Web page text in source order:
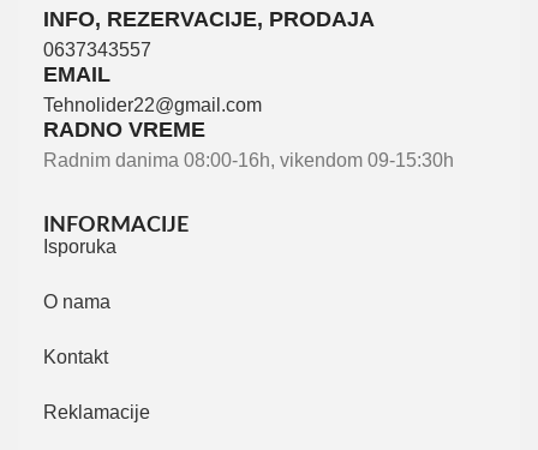
INFO, REZERVACIJE, PRODAJA
0637343557
EMAIL
Tehnolider22@gmail.com
RADNO VREME
Radnim danima 08:00-16h, vikendom 09-15:30h
INFORMACIJE
Isporuka
O nama
Kontakt
Reklamacije